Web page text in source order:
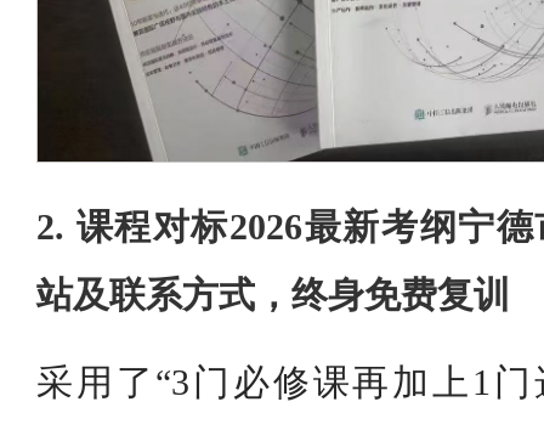
2. 课程对标2026最新考纲宁
站及联系方式，终身免费复训
采用了“3门必修课再加上1